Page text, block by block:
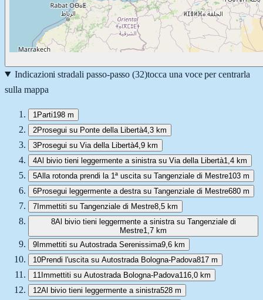
Indicazioni stradali passo-passo (32)tocca una voce per centrarla
sulla mappa
1 Parti198 m
2Prosegui su Ponte della Libertà4,3 km
3Prosegui su Via della Libertà4,9 km
4Al bivio tieni leggermente a sinistra su Via della Libertà1,4 km
5Alla rotonda prendi la 1ª uscita su Tangenziale di Mestre103 m
6Prosegui leggermente a destra su Tangenziale di Mestre680 m
7Immettiti su Tangenziale di Mestre8,5 km
8Al bivio tieni leggermente a sinistra su Tangenziale di
Mestre1,7 km
9Immettiti su Autostrada Serenissima9,6 km
10Prendi l'uscita su Autostrada Bologna-Padova817 m
11 Immettiti su Autostrada Bologna-Padova116,0 km
12Al bivio tieni leggermente a sinistra528 m